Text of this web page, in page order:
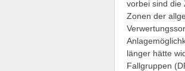
vorbei sind die
Zonen der
länger hätte
Fallgruppen